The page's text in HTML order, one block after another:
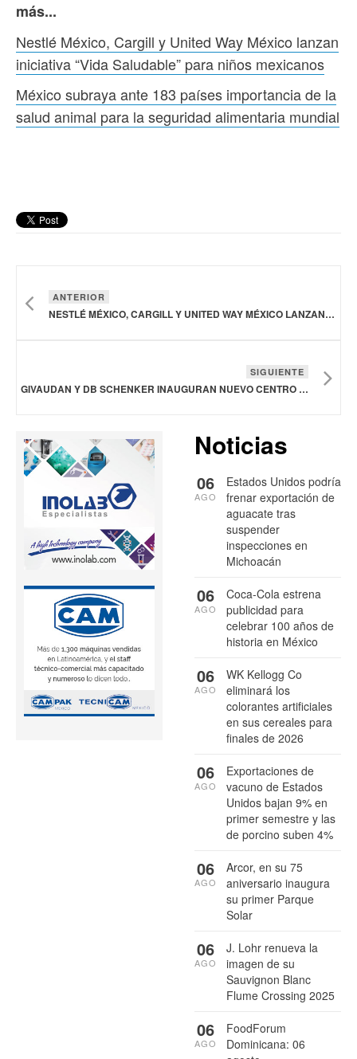
más...
Nestlé México, Cargill y United Way México lanzan
iniciativa “Vida Saludable” para niños mexicanos
México subraya ante 183 países importancia de la
salud animal para la seguridad alimentaria mundial
ANTERIOR
NESTLÉ MÉXICO, CARGILL Y UNITED WAY MÉXICO LANZAN INICIATIVA “VIDA SALUDABLE” PARA NIÑOS MEXICANOS
SIGUIENTE
GIVAUDAN Y DB SCHENKER INAUGURAN NUEVO CENTRO DE ALMACENAMIENTO Y DISTRIBUCIÓN EN MÉXICO
Noticias
Estados Unidos podría
frenar exportación de
aguacate tras
suspender
inspecciones en
Michoacán
06
AGO
Coca-Cola estrena
publicidad para
celebrar 100 años de
historia en México
06
AGO
WK Kellogg Co
eliminará los
colorantes artificiales
en sus cereales para
finales de 2026
06
AGO
Exportaciones de
vacuno de Estados
Unidos bajan 9% en
primer semestre y las
de porcino suben 4%
06
AGO
Arcor, en su 75
aniversario inaugura
su primer Parque
Solar
06
AGO
J. Lohr renueva la
imagen de su
Sauvignon Blanc
Flume Crossing 2025
06
AGO
FoodForum
Dominicana: 06
06
AGO